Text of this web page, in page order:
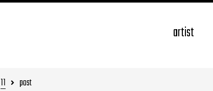
artist
11 post